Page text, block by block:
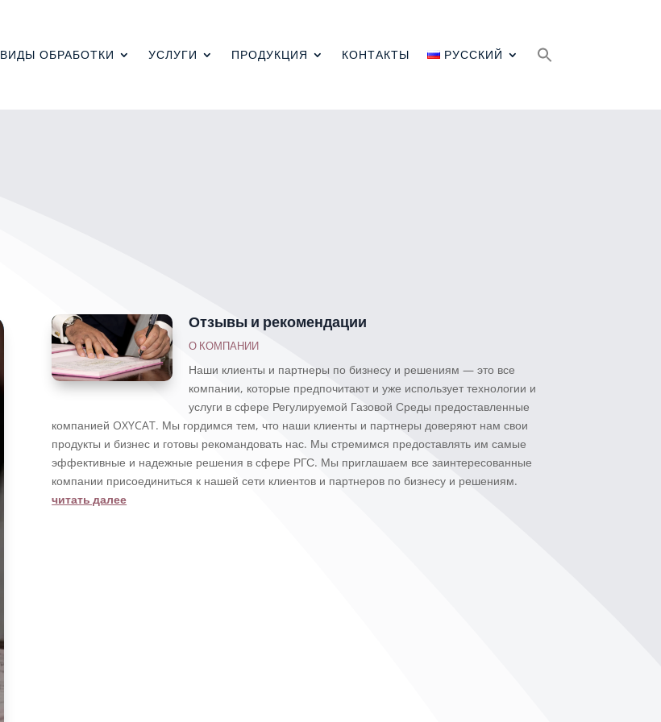
ВИДЫ ОБРАБОТКИ УСЛУГИ ПРОДУКЦИЯ КОНТАКТЫ РУССКИЙ
Отзывы и рекомендации
О КОМПАНИИ
Наши клиенты и партнеры по бизнесу и решениям — это все
компании, которые предпочитают и уже использует технологии и
услуги в сфере Регулируемой Газовой Среды предоставленные
компанией OXYCAT. Мы гордимся тем, что наши клиенты и партнеры доверяют нам свои
продукты и бизнес и готовы рекомандовать нас. Мы стремимся предоставлять им самые
эффективные и надежные решения в сфере РГС. Мы приглашаем все заинтересованные
компании присоединиться к нашей сети клиентов и партнеров по бизнесу и решениям.
читать далее